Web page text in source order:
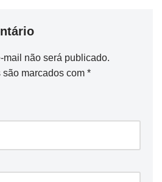
mail não será publicado.
marcados com *